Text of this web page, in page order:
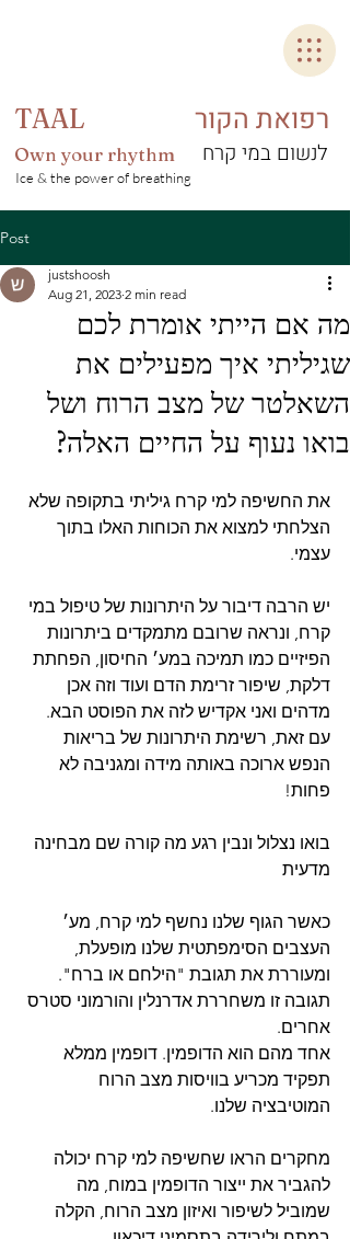
TAAL רפואת הקור
לנשום במי קרח Own your rhythm
Ice & the power of breathing
Post
מה אם הייתי אומרת לכם
שגיליתי איך מפעילים את
השאלטר של מצב הרוח ושל
בואו נעוף על החיים האלה?
justshoosh
Aug 21, 2023 2 min read
את החשיפה למי קרח גיליתי בתקופה שלא
הצלחתי למצוא את הכוחות האלו בתוך
עצמי.
יש הרבה דיבור על היתרונות של טיפול במי
קרח, ונראה שרובם מתמקדים ביתרונות
הפיזיים כמו תמיכה במע׳ החיסון, הפחתת
דלקת, שיפור זרימת הדם ועוד וזה אכן
מדהים ואני אקדיש לזה את הפוסט הבא.
עם זאת, רשימת היתרונות של בריאות
הנפש ארוכה באותה מידה ומגניבה לא
פחות!
בואו נצלול ונבין רגע מה קורה שם מבחינה
מדעית
כאשר הגוף שלנו נחשף למי קרח, מע׳
העצבים הסימפתטית שלנו מופעלת,
ומעוררת את תגובת "הילחם או ברח".
תגובה זו משחררת אדרנלין והורמוני סטרס
אחרים.
אחד מהם הוא הדופמין. דופמין ממלא
תפקיד מכריע בוויסות מצב הרוח
המוטיבציה שלנו.
מחקרים הראו שחשיפה למי קרח יכולה
להגביר את ייצור הדופמין במוח, מה
שמוביל לשיפור ואיזון מצב הרוח, הקלה